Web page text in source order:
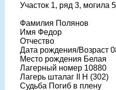
Участок 1, ряд 3, могила
Фамилия Полянов
Имя Федор
Отчество
Дата рождения/Возраст
Место рождения Белая
Лагерный номер 10880
Лагерь шталаг II H (302)
Судьба Погиб в плену